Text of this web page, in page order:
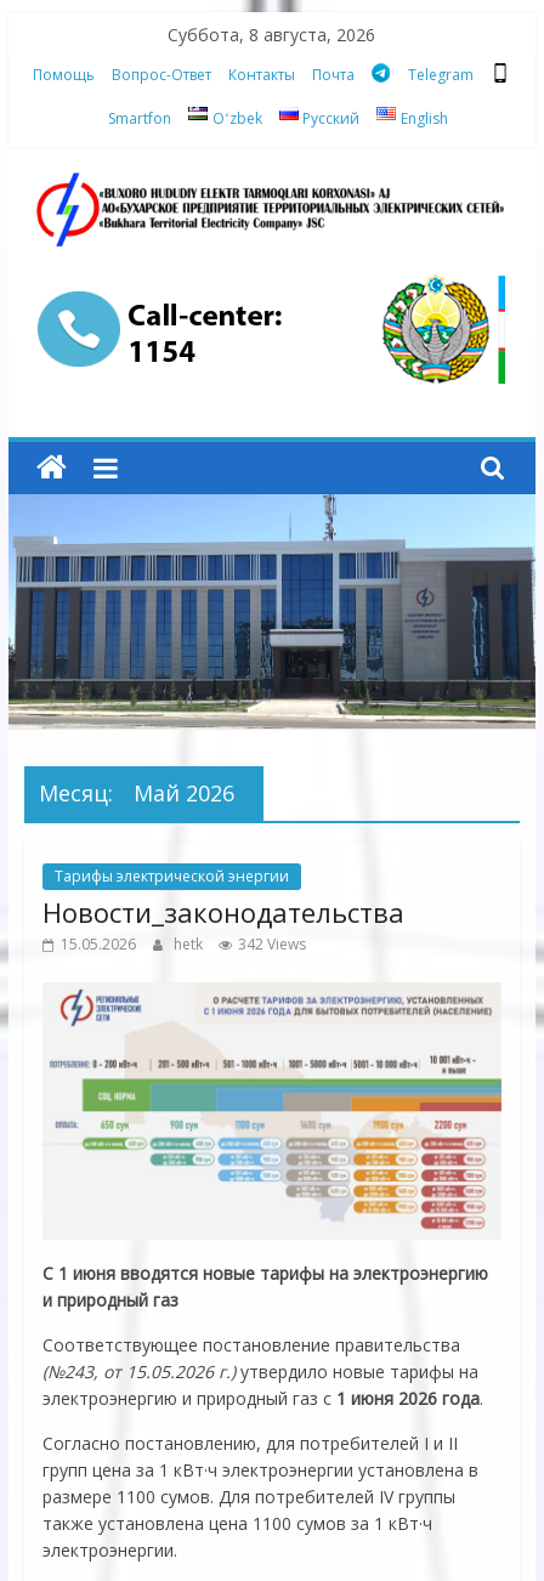
content
Суббота, 8 августа, 2026
Помощь Вопрос-Ответ Контакты Почта Telegram
Smartfon Oʻzbek Русский English
АО
"Бухарское
Предприятие
Территориальных
Электрических
сетей"
АО
"Бухарское
Электрических
Месяц: Май 2026
Тарифы электрической энергии
Новости_законодательства
15.05.2026 hetk 342 Views
С 1 июня вводятся новые тарифы на электроэнергию
и природный газ
Соответствующее постановление правительства
(№243, от 15.05.2026 г.)утвердило новые тарифы на
электроэнергию и природный газ с 1 июня 2026 года.
Согласно постановлению, для потребителей I и II
групп цена за 1 кВт·ч электроэнергии установлена в
размере 1100 сумов. Для потребителей IV группы
также установлена цена 1100 сумов за 1 кВт·ч
электроэнергии.